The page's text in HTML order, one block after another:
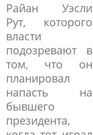
Райан Уэсли
Рут, которого
власти
подозревают в
том, что он
планировал
напасть на
бывшего
президента,